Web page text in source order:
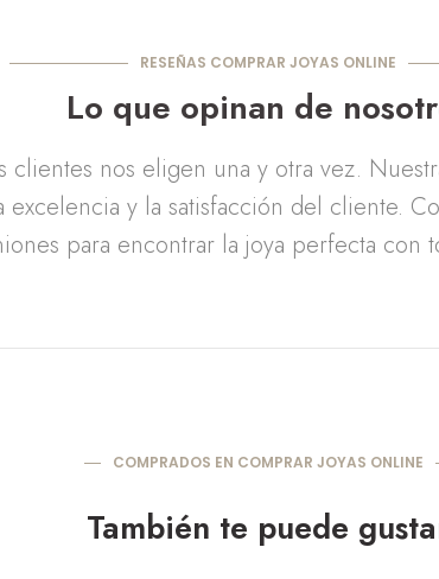
RESEÑAS COMPRAR JOYAS ONLINE
Lo que opinan de
nos eligen una y otra vez.
y la satisfacción del cliente.
para encontrar la joya perfecta con
COMPRADOS EN COMPRAR JOYAS ONLINE
También te puede